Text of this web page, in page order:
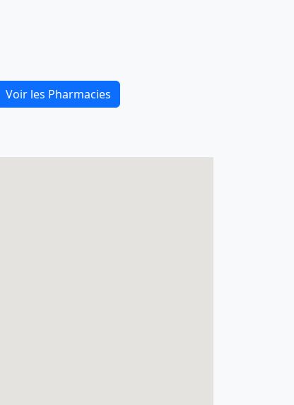
Voir les Pharmacies